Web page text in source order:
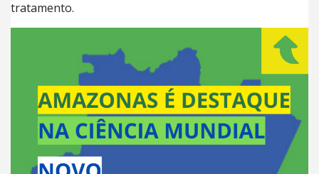
tratamento.